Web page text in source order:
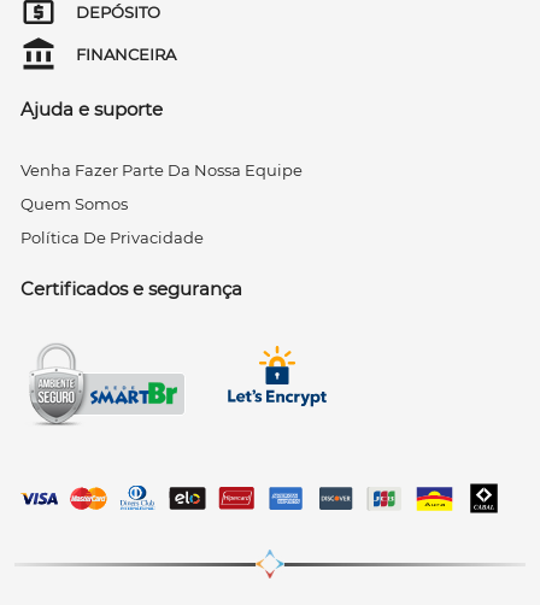
DEPÓSITO
FINANCEIRA
Ajuda e suporte
Venha Fazer Parte Da Nossa Equipe
Quem Somos
Política De Privacidade
Certificados e segurança